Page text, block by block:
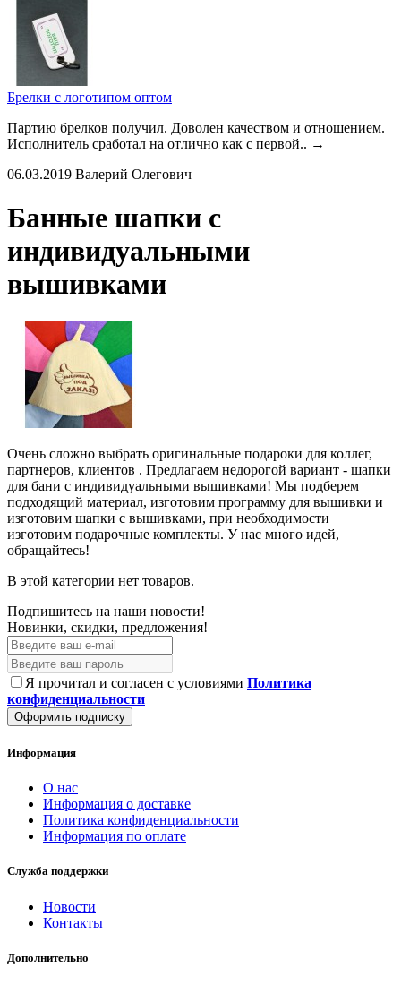
Брелки с логотипом оптом
Партию брелков получил. Доволен качеством и отношением.
Исполнитель сработал на отлично как с первой.. →
06.03.2019 Валерий Олегович
Банные шапки с
индивидуальными
вышивками
Очень сложно выбрать оригинальные подароки для коллег,
партнеров, клиентов . Предлагаем недорогой вариант - шапки
для бани с индивидуальными вышивками! Мы подберем
подходящий материал, изготовим программу для вышивки и
изготовим шапки с вышивками, при необходимости
изготовим подарочные комплекты. У нас много идей,
обращайтесь!
В этой категории нет товаров.
Подпишитесь на наши новости!
Новинки, скидки, предложения!
Я прочитал и согласен с условиями Политика
конфиденциальности
Оформить подписку
Информация
О нас
Информация о доставке
Политика конфиденциальности
Информация по оплате
Служба поддержки
Новости
Контакты
Дополнительно